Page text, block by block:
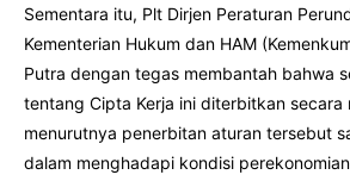
Sementara itu, Plt Dirjen Peraturan
Kementerian Hukum dan HAM
Putra dengan tegas membantah bahwa
tentang Cipta Kerja ini diterbitkan secara
menurutnya penerbitan aturan tersebut
dalam menghadapi kondisi